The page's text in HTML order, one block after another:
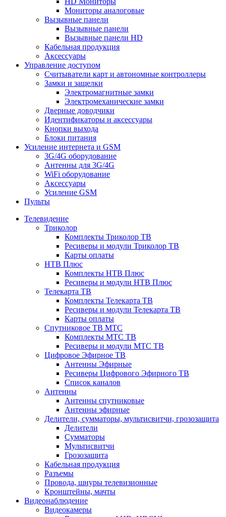
Мониторы аналоговые
Вызывные панели
Вызывные панели
Вызывные панели HD
Кабельная продукция
Аксессуары
Управление доступом
Считыватели карт и автономные контроллеры
Замки и защелки
Электромагнитные замки
Электромеханические замки
Дверные доводчики
Идентификаторы и аксессуары
Кнопки выхода
Блоки питания
Усиление интернета и GSM
3G/4G оборудование
Антенны для 3G/4G
WiFi оборудование
Аксессуары
Усиление GSM
Пульты
Телевидение
Триколор
Комплекты Триколор ТВ
Ресиверы и модули Триколор ТВ
Карты оплаты
НТВ Плюс
Комплекты НТВ Плюс
Ресиверы и модули НТВ Плюс
Телекарта ТВ
Комплекты Телекарта ТВ
Ресиверы и модули Телекарта ТВ
Карты оплаты
Спутниковое ТВ МТС
Комплекты МТС ТВ
Ресиверы и модули МТС ТВ
Цифровое Эфирное ТВ
Антенны Эфирные
Ресиверы Цифрового Эфирного ТВ
Список каналов
Антенны
Антенны спутниковые
Антенны эфирные
Делители, сумматоры, мультисвитчи, грозозащита
Делители
Сумматоры
Мультисвитчи
Грозозащита
Кабельная продукция
Разъемы
Провода, шнуры телевизионные
Кронштейны, мачты
Видеонаблюдение
Видеокамеры